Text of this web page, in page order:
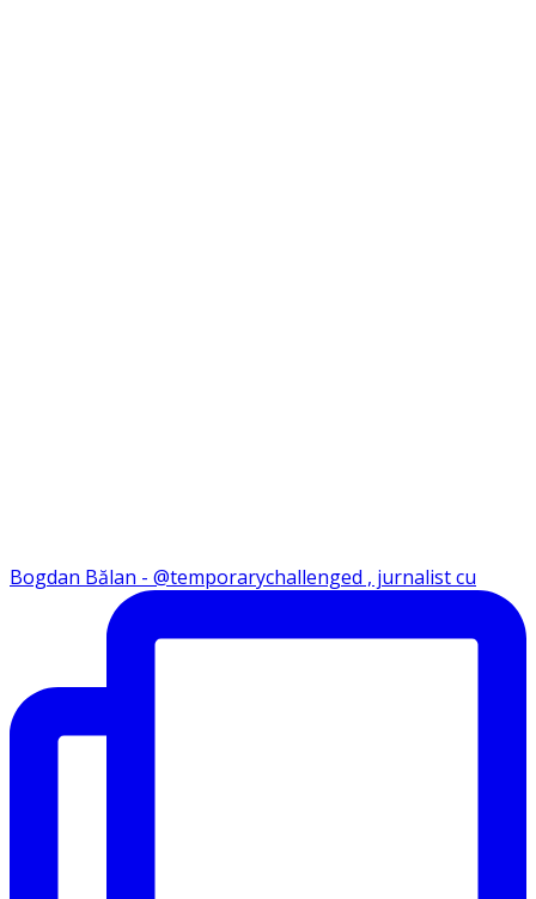
Bogdan Bălan - @temporarychallenged , jurnalist cu